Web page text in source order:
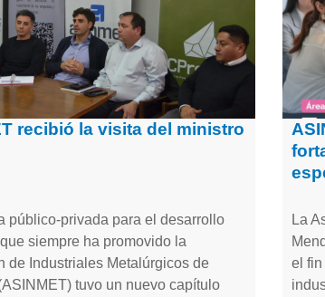
recibió la visita del ministro
público-privada para el desarrollo
siempre ha promovido la
de Industriales Metalúrgicos de
tuvo un nuevo capítulo
La
el fin